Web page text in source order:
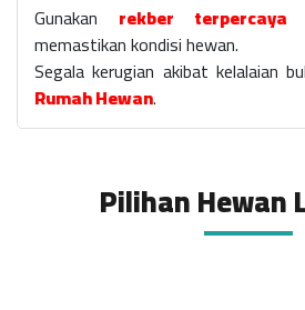
Gunakan rekber terpercaya
memastikan kondisi hewan.
Segala kerugian akibat kelalaian
Rumah Hewan.
Pilihan Hewan